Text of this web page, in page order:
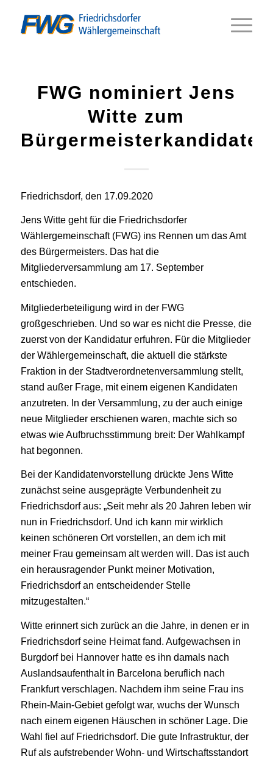
FWG nominiert Jens
Witte zum
Bürgermeisterkandidaten
Friedrichsdorf, den 17.09.2020
Jens Witte geht für die Friedrichsdorfer
Wählergemeinschaft (FWG) ins Rennen um das Amt
des Bürgermeisters. Das hat die
Mitgliederversammlung am 17. September
entschieden.
Mitgliederbeteiligung wird in der FWG
großgeschrieben. Und so war es nicht die Presse, die
zuerst von der Kandidatur erfuhren. Für die Mitglieder
der Wählergemeinschaft, die aktuell die stärkste
Fraktion in der Stadtverordnetenversammlung stellt,
stand außer Frage, mit einem eigenen Kandidaten
anzutreten. In der Versammlung, zu der auch einige
neue Mitglieder erschienen waren, machte sich so
etwas wie Aufbruchsstimmung breit: Der Wahlkampf
hat begonnen.
Bei der Kandidatenvorstellung drückte Jens Witte
zunächst seine ausgeprägte Verbundenheit zu
Friedrichsdorf aus: „Seit mehr als 20 Jahren leben wir
nun in Friedrichsdorf. Und ich kann mir wirklich
keinen schöneren Ort vorstellen, an dem ich mit
meiner Frau gemeinsam alt werden will. Das ist auch
ein herausragender Punkt meiner Motivation,
Friedrichsdorf an entscheidender Stelle
mitzugestalten.“
Witte erinnert sich zurück an die Jahre, in denen er in
Friedrichsdorf seine Heimat fand. Aufgewachsen in
Burgdorf bei Hannover hatte es ihn damals nach
Auslandsaufenthalt in Barcelona beruflich nach
Frankfurt verschlagen. Nachdem ihm seine Frau ins
Rhein-Main-Gebiet gefolgt war, wuchs der Wunsch
nach einem eigenen Häuschen in schöner Lage. Die
Wahl fiel auf Friedrichsdorf. Die gute Infrastruktur, der
Ruf als aufstrebender Wohn- und Wirtschaftsstandort